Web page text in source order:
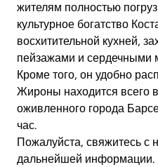
жителям полностью
культурное богатство
восхитительной кухней,
пейзажами и сердечными
Кроме того, он удобно
Жироны находится всего
оживленного города
час.
Пожалуйста, свяжитесь с
дальнейшей информации.